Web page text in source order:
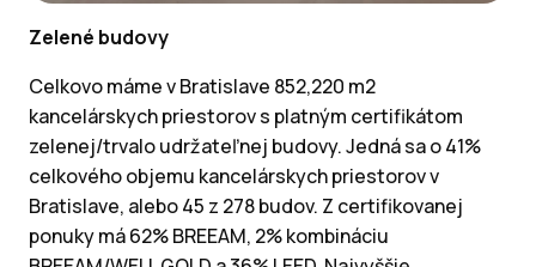
Zelené budovy
Celkovo máme v Bratislave 852,220 m2
kancelárskych priestorov s platným certifikátom
zelenej/trvalo udržateľnej budovy. Jedná sa o 41%
celkového objemu kancelárskych priestorov v
Bratislave, alebo 45 z 278 budov. Z certifikovanej
ponuky má 62% BREEAM, 2% kombináciu